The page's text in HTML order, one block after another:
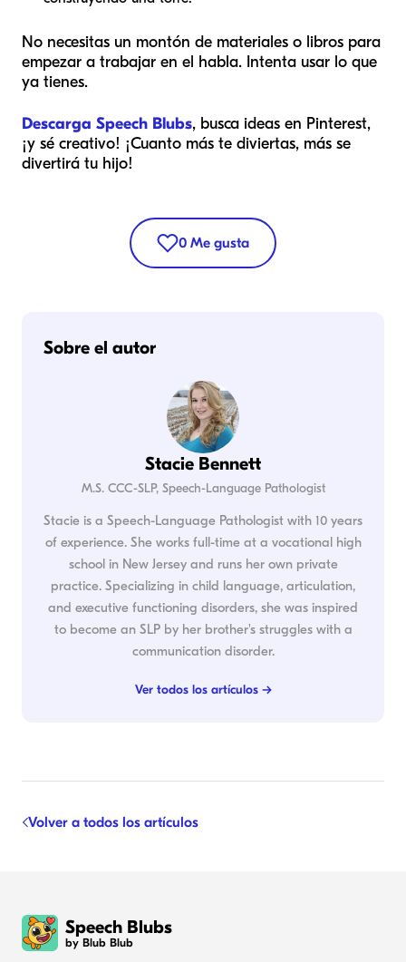
No necesitas un montón de materiales o libros para
empezar a trabajar en el habla. Intenta usar lo que
ya tienes.
Descarga Speech Blubs, busca ideas en Pinterest,
¡y sé creativo! ¡Cuanto más te diviertas, más se
divertirá tu hijo!
0 Me gusta
Sobre el autor
Stacie Bennett
M.S. CCC-SLP, Speech-Language Pathologist
Stacie is a Speech-Language Pathologist with 10 years
of experience. She works full-time at a vocational high
school in New Jersey and runs her own private
practice. Specializing in child language, articulation,
and executive functioning disorders, she was inspired
to become an SLP by her brother's struggles with a
communication disorder.
Ver todos los artículos →
Volver a todos los artículos
Speech Blubs
by Blub Blub